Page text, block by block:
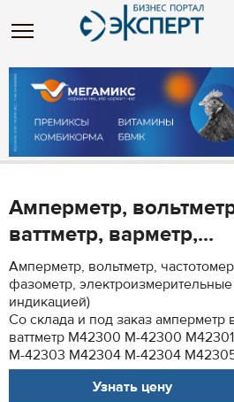
Амперметр,
ваттметр, варметр,...
Амперметр, вольтметр,
фазометр,
индикацией)
Со склада и под заказ амперметр
ваттметр M42300 М-42300
М-42303 M42304 М-42304
Узнать цену